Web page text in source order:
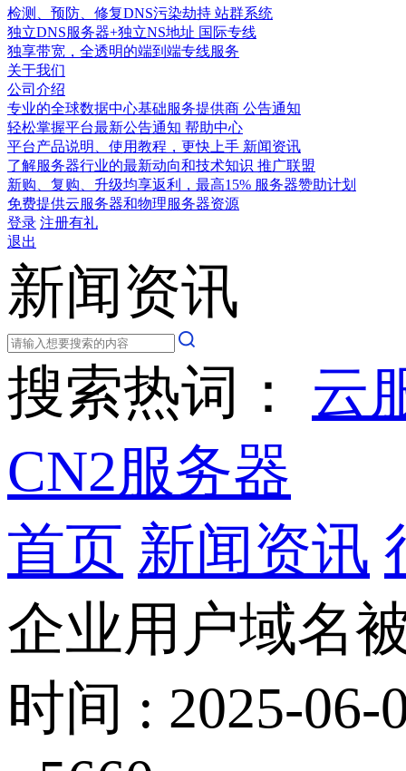
检测、预防、修复DNS污染劫持 站群系统
独立DNS服务器+独立NS地址 国际专线
独享带宽，全透明的端到端专线服务
关于我们
公司介绍
专业的全球数据中心基础服务提供商 公告通知
轻松掌握平台最新公告通知 帮助中心
平台产品说明、使用教程，更快上手 新闻资讯
了解服务器行业的最新动向和技术知识 推广联盟
新购、复购、升级均享返利，最高15% 服务器赞助计划
免费提供云服务器和物理服务器资源
登录 注册有礼
退出
新闻资讯
搜索热词： 云
CN2服务器
首页 新闻资讯
企业用户域名
时间 : 2025-06-